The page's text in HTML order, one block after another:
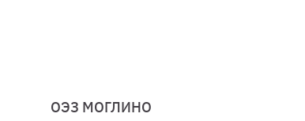
ОЭЗ МОГЛИНО